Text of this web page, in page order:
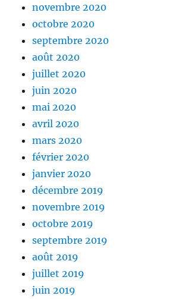
novembre 2020
octobre 2020
septembre 2020
août 2020
juillet 2020
juin 2020
mai 2020
avril 2020
mars 2020
février 2020
janvier 2020
décembre 2019
novembre 2019
octobre 2019
septembre 2019
août 2019
juillet 2019
juin 2019